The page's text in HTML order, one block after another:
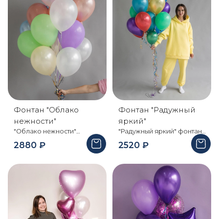
отношениях !
шарики уже содержат
обработку HI-Flo,
позволяющую шарам
дольше летать. Размер
шара 30 см . При
транспортировке
упаковываются в пакет -
который защитит от
спутывания, механических
повреждений и
неприятных погодных
эмоции - это счастье !
Фонтан "Облако
нежности"
"Облако нежности"
фонтан шаров для самых
нежных чувств - для
романтического
сюрприза, для любимой
подруги и многое другое.
Состав: 17 пастельных
шаров О шарах: Наши
2880 ₽
Фонтан "Радужный
яркий"
"Радужный яркий" фонтан
шаров подарит
незабываемы эмоции-
цветов - лучшее решение
для эффектного
праздника, особенно для
детей. Состав: 8 пастельных
шара, 10
2520 ₽